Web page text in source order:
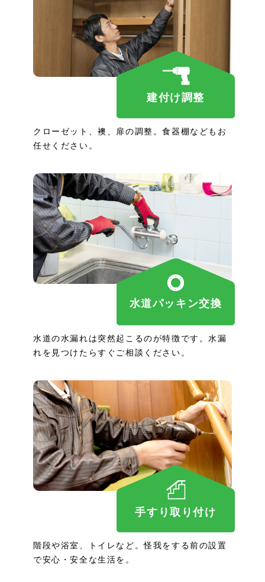
建付け調整
クローゼット、襖、扉の調整。食器棚などもお
任せください。
水道パッキン交換
水道の水漏れは突然起こるのが特徴です。水漏
れを見つけたらすぐご相談ください。
手すり取り付け
階段や浴室、トイレなど。怪我をする前の設置
で安心・安全な生活を。